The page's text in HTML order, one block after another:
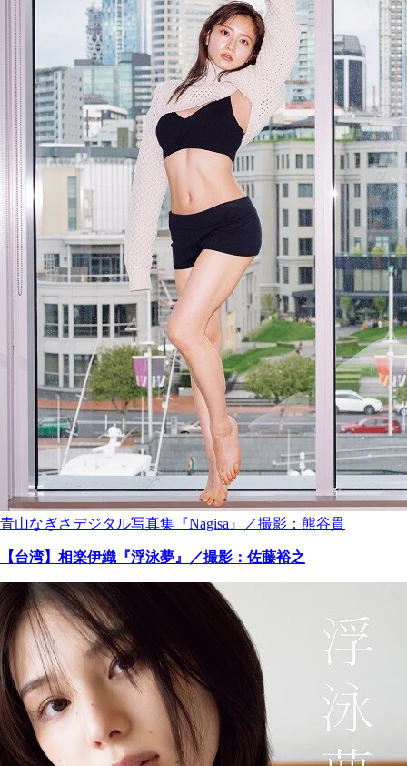
青山なぎさデジタル写真集『Nagisa』／撮影：熊谷貫
【台湾】相楽伊織『浮泳夢』／撮影：佐藤裕之